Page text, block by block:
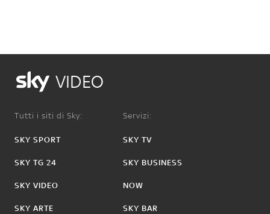
VIDEO
Tutti i siti di Sky:
SKY SPORT
SKY TG 24
SKY VIDEO
SKY ARTE
Servizi:
SKY TV
SKY BUSINESS
NOW
SKY BAR